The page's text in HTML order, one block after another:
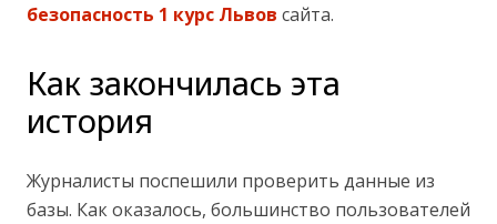
безопасность 1 курс Львов сайта.
Как закончилась эта
история
Журналисты поспешили проверить данные из
базы. Как оказалось, большинство пользователей